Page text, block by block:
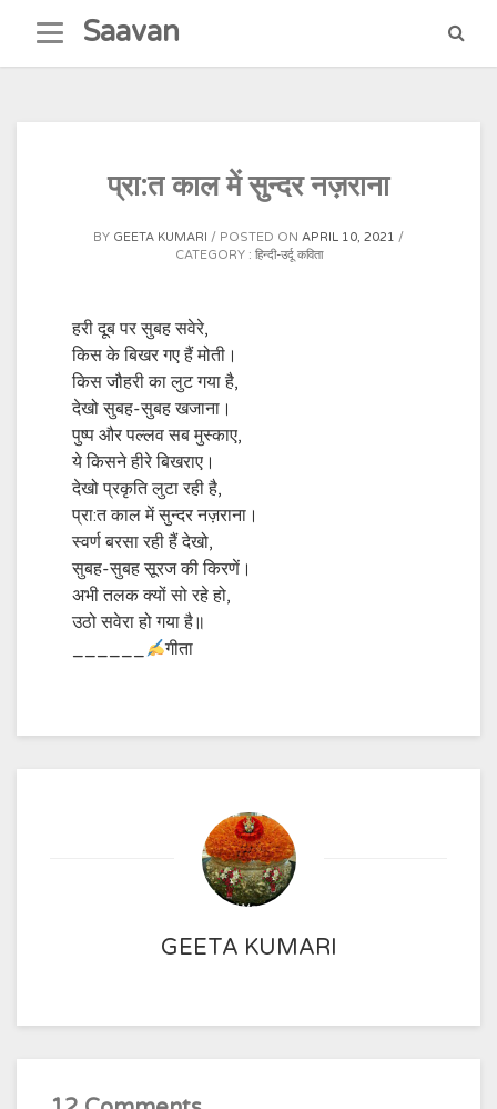
content
Saavan
प्रा:त काल में सुन्दर नज़राना
BY GEETA KUMARI POSTED ON APRIL 10, 2021
CATEGORY : हिन्दी-उर्दू कविता
हरी दूब पर सुबह सवेरे,
किस के बिखर गए हैं मोती।
किस जौहरी का लुट गया है,
देखो सुबह-सुबह खजाना।
पुष्प और पल्लव सब मुस्काए,
ये किसने हीरे बिखराए।
देखो प्रकृति लुटा रही है,
प्रा:त काल में सुन्दर नज़राना।
स्वर्ण बरसा रही हैं देखो,
सुबह-सुबह सूरज की किरणें।
अभी तलक क्यों सो रहे हो,
उठो सवेरा हो गया है॥
गीता
GEETA KUMARI